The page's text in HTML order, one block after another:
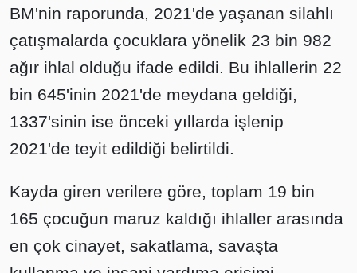
BM'nin raporunda, 2021'de yaşanan silahlı
çatışmalarda çocuklara yönelik 23 bin 982
ağır ihlal olduğu ifade edildi. Bu ihlallerin 22
bin 645'inin 2021'de meydana geldiği,
1337'sinin ise önceki yıllarda işlenip
2021'de teyit edildiği belirtildi.
Kayda giren verilere göre, toplam 19 bin
165 çocuğun maruz kaldığı ihlaller arasında
en çok cinayet, sakatlama, savaşta